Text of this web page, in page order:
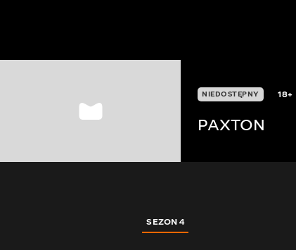
NIEDOSTĘPNY 18+
PAXTON
SEZON 4